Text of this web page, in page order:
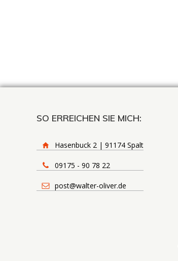
SO ERREICHEN SIE MICH:
Hasenbuck 2 | 91174 Spalt
09175 - 90 78 22
post@walter-oliver.de